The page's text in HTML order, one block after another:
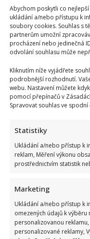
Abychom poskytli co
ukládání a/nebo přístupu k
soubory cookies. Souhlas s
partnerům umožní
procházení nebo jedinečná
odvolání souhlasu může
Kliknutím níže vyjádřete
podrobnější rozhodnutí.
webu. Nastavení můžete
pomocí přepínačů v
Spravovat souhlas ve
Statistiky
Ukládání a/nebo přístup k
reklam, Měření výkonu
prostřednictvím statistik
Marketing
Ukládání a/nebo přístup k
omezených údajů k
personalizovanou
personalizované reklamy,